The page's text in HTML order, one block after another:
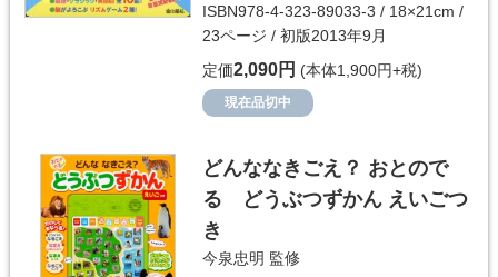
ISBN978-4-323-89033-3 / 18×21cm /
23ページ / 初版2013年9月
定価2,090円 (本体1,900円+税)
現在品切中
どんななきごえ？ おとので
る どうぶつずかん えいごつ
き
今泉忠明 監修